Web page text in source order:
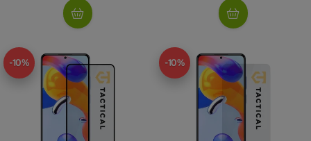
-10% -10%